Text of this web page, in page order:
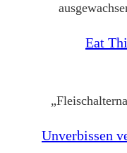
Eat
Unverbissen